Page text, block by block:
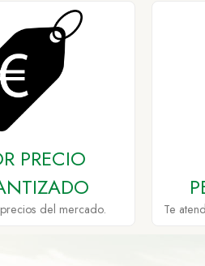
PRECIO
del mercado. Te